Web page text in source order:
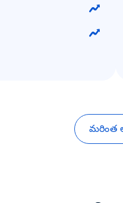
మరింత